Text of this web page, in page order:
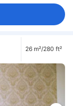
26 m²/280 ft²